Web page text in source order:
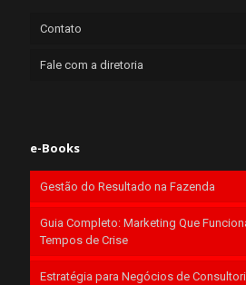
Contato
Fale com a diretoria
e-Books
Gestão do Resultado na Fazenda
Guia Completo: Marketing Que
Tempos de Crise
Estratégia para Negócios de